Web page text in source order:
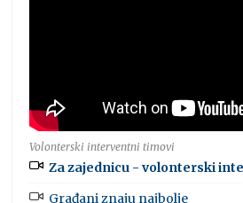
Volonterski interventni timovi
Za zajednicu - volonterski
Građani znaju najbolje